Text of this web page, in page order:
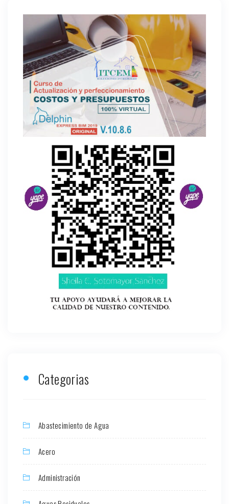
Categorias
Abastecimiento de Agua
Acero
Administración